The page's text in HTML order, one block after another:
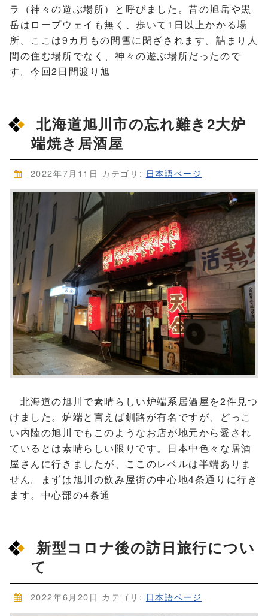
ラ（神々の遊ぶ場所）と呼びました。昔の旭岳や黒
岳はロープウェイも無く、歩いて1日以上かかる場
所。ここは9カ月もの間雪に閉ざされます。詰まり人
間の住む場所でなく、神々の遊ぶ場所だったので
す。今回2日間渡り旭
北海道旭川市の忘れ難き2大炉
端焼き居酒屋
2022年7月11日 カテゴリ: 日本語ページ
北海道の旭川で素晴らしい炉端系居酒屋を2件見つ
けました。炉端と言えば釧路が有名ですが、どっこ
い内陸の旭川でもこのようなお店が地元から愛され
ているとは素晴らしい限りです。日本中色々な居酒
屋さんに行きましたが、ここのレベルは半端ありま
せん。まずは旭川の飲み屋街の中心地4条通りに行き
ます。中心部の4条通
新型コロナ後の訪日旅行につい
て
2022年6月20日 カテゴリ: 日本語ページ